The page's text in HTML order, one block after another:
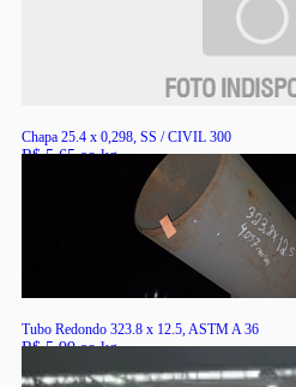
Chapa 25.4 x 0,298, SS / CIVIL 300
R$ 5,65 ao kg
Tubo Redondo 323.8 x 12.5, ASTM A 36
R$ 5,99 ao kg